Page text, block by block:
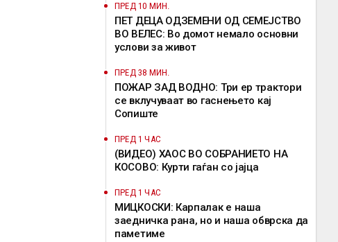
ПРЕД 10 МИН.
ПЕТ ДЕЦА ОДЗЕМЕНИ ОД СЕМЕЈСТВО
ВО ВЕЛЕС: Во домот немало основни
услови за живот
ПРЕД 38 МИН.
ПОЖАР ЗАД ВОДНО: Три ер трактори
се вклучуваат во гаснењето кај
Сопиште
ПРЕД 1 ЧАС
(ВИДЕО) ХАОС ВО СОБРАНИЕТО НА
КОСОВО: Курти гаѓан со јајца
ПРЕД 1 ЧАС
МИЦКОСКИ: Карпалак е наша
заедничка рана, но и наша обврска да
паметиме